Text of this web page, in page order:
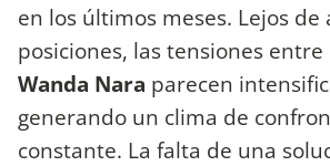
en los últimos meses. Lejos de
posiciones, las tensiones entre
Wanda Nara parecen
generando un clima de
constante. La falta de una